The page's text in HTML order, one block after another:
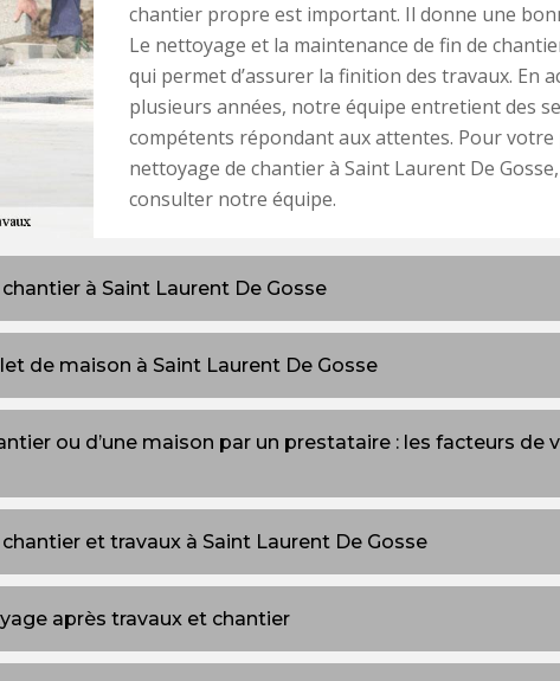
chantier propre est important. Il donne une
Le nettoyage et la maintenance de fin de
qui permet d’assurer la finition des travaux. En
plusieurs années, notre équipe entretient des
compétents répondant aux attentes. Pour votre
nettoyage de chantier à Saint Laurent De Gosse,
consulter notre équipe.
à Saint Laurent De Gosse
de maison à Saint Laurent De Gosse
ou d’une maison par un prestataire : les facteurs de
et travaux à Saint Laurent De Gosse
après travaux et chantier